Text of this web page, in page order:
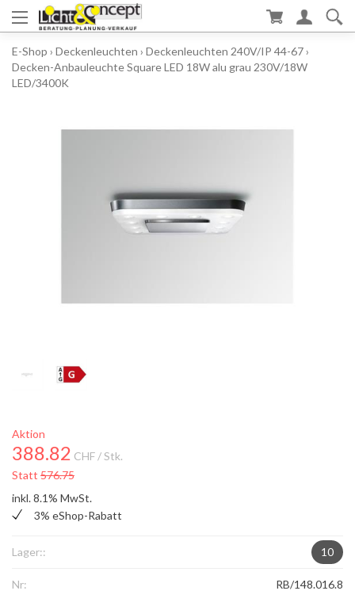
E-Shop › Deckenleuchten › Deckenleuchten 240V/IP 44-67›
Decken-Anbauleuchte Square LED 18W alu grau 230V/18W
LED/3400K
Aktion
388.82 CHF / Stk.
Statt 576.75
inkl. 8.1% MwSt.
3% eShop-Rabatt
Lager:: 10
Nr: RB/148.016.8